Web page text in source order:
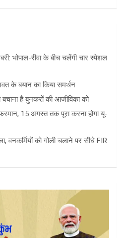
भोपाल-रीवा के बीच चलेंगी चार स्पेशल
के बयान का किया समर्थन
है बुनकरों की आजीविका को
15 अगस्त तक पूरा करना होगा यू-
वनकर्मियों को गोली चलाने पर सीधे FIR